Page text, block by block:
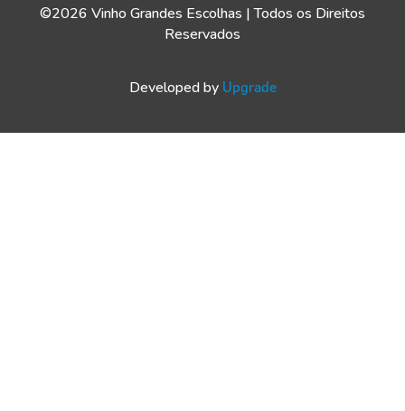
©2026 Vinho Grandes Escolhas | Todos os Direitos
Reservados
Developed by Upgrade